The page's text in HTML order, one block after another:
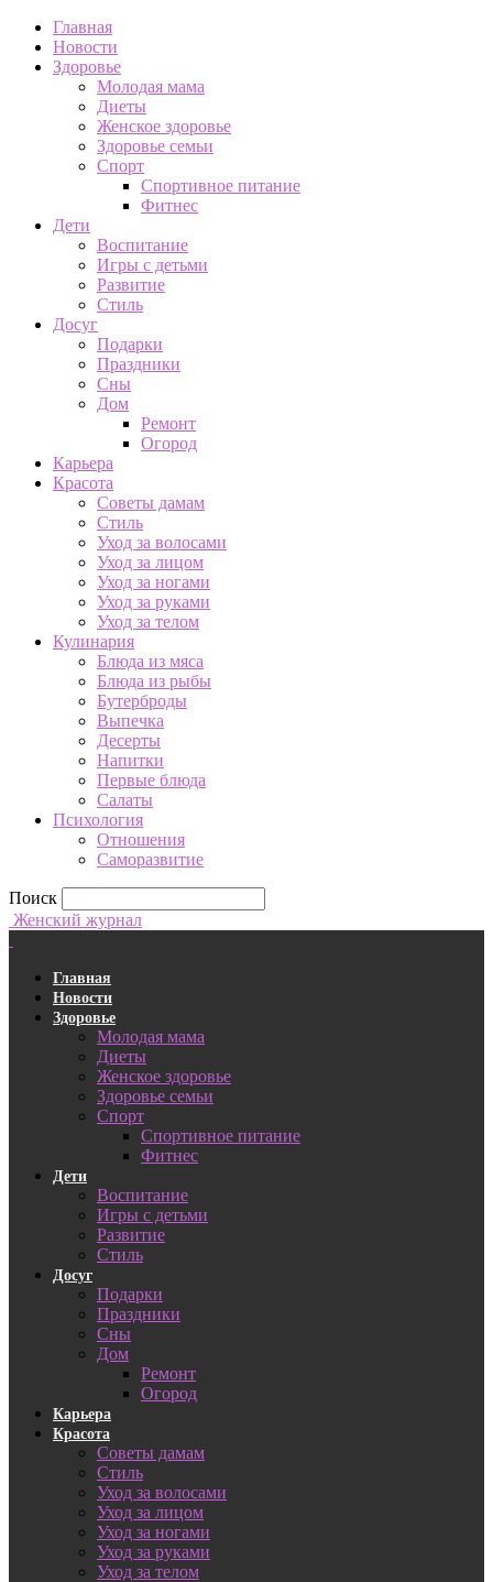
Главная
Новости
Здоровье
Молодая мама
Диеты
Женское здоровье
Здоровье семьи
Спорт
Спортивное питание
Фитнес
Дети
Воспитание
Игры с детьми
Развитие
Стиль
Досуг
Подарки
Праздники
Сны
Дом
Ремонт
Огород
Карьера
Красота
Советы дамам
Стиль
Уход за волосами
Уход за лицом
Уход за ногами
Уход за руками
Уход за телом
Кулинария
Блюда из мяса
Блюда из рыбы
Бутерброды
Выпечка
Десерты
Напитки
Первые блюда
Салаты
Психология
Отношения
Саморазвитие
Поиск
Женский журнал
Главная
Новости
Здоровье
Молодая мама
Диеты
Женское здоровье
Здоровье семьи
Спорт
Спортивное питание
Фитнес
Дети
Воспитание
Игры с детьми
Развитие
Стиль
Досуг
Подарки
Праздники
Сны
Дом
Ремонт
Огород
Карьера
Красота
Советы дамам
Стиль
Уход за волосами
Уход за лицом
Уход за ногами
Уход за руками
Уход за телом